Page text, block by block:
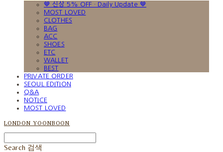
🤎 신상 5% OFF · Daily Update 🤎
MOST LOVED
CLOTHES
BAG
ACC
SHOES
ETC
WALLET
BEST
PRIVATE ORDER
SEOUL EDITION
Q&A
NOTICE
MOST LOVED
LONDON YOONBOON
Search 검색